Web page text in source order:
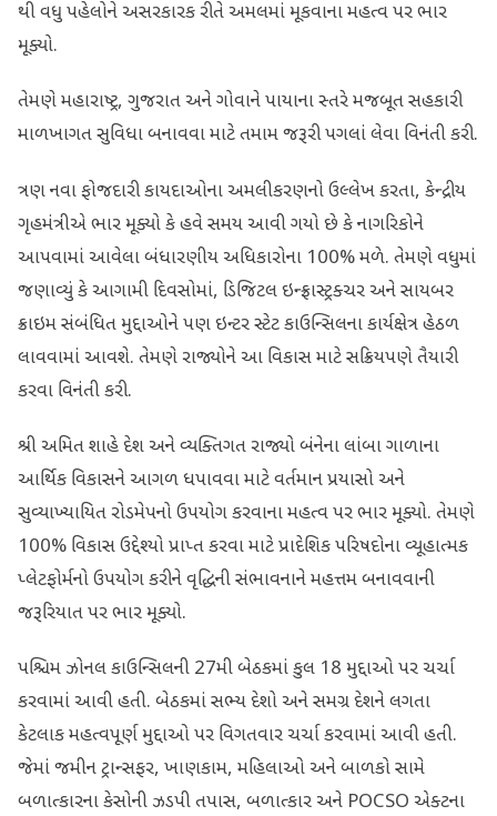
થી વધુ પહેલોને અસરકારક રીતે અમલમાં મૂકવાના મહત્વ પર ભાર
મૂક્યો.
તેમણે મહારાષ્ટ્ર, ગુજરાત અને ગોવાને પાયાના સ્તરે મજબૂત સહકારી
માળખાગત સુવિધા બનાવવા માટે તમામ જરૂરી પગલાં લેવા વિનંતી કરી.
ત્રણ નવા ફોજદારી કાયદાઓના અમલીકરણનો ઉલ્લેખ કરતા, કેન્દ્રીય
ગૃહમંત્રીએ ભાર મૂક્યો કે હવે સમય આવી ગયો છે કે નાગરિકોને
આપવામાં આવેલા બંધારણીય અધિકારોના 100% મળે. તેમણે વધુમાં
જણાવ્યું કે આગામી દિવસોમાં, ડિજિટલ ઇન્ફ્રાસ્ટ્રક્ચર અને સાયબર
ક્રાઇમ સંબંધિત મુદ્દાઓને પણ ઇન્ટર સ્ટેટ કાઉન્સિલના કાર્યક્ષેત્ર હેઠળ
લાવવામાં આવશે. તેમણે રાજ્યોને આ વિકાસ માટે સક્રિયપણે તૈયારી
કરવા વિનંતી કરી.
શ્રી અમિત શાહે દેશ અને વ્યક્તિગત રાજ્યો બંનેના લાંબા ગાળાના
આર્થિક વિકાસને આગળ ધપાવવા માટે વર્તમાન પ્રયાસો અને
સુવ્યાખ્યાયિત રોડમેપનો ઉપયોગ કરવાના મહત્વ પર ભાર મૂક્યો. તેમણે
100% વિકાસ ઉદ્દેશ્યો પ્રાપ્ત કરવા માટે પ્રાદેશિક પરિષદોના વ્યૂહાત્મક
પ્લેટફોર્મનો ઉપયોગ કરીને વૃદ્ધિની સંભાવનાને મહત્તમ બનાવવાની
જરૂરિયાત પર ભાર મૂક્યો.
પશ્ચિમ ઝોનલ કાઉન્સિલની 27મી બેઠકમાં કુલ 18 મુદ્દાઓ પર ચર્ચા
કરવામાં આવી હતી. બેઠકમાં સભ્ય દેશો અને સમગ્ર દેશને લગતા
કેટલાક મહત્વપૂર્ણ મુદ્દાઓ પર વિગતવાર ચર્ચા કરવામાં આવી હતી.
જેમાં જમીન ટ્રાન્સફર, ખાણકામ, મહિલાઓ અને બાળકો સામે
બળાત્કારના કેસોની ઝડપી તપાસ, બળાત્કાર અને POCSO એક્ટના